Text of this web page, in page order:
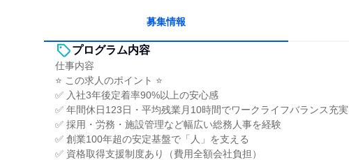
募集情報
プログラム内容
仕事内容
⭐ この求人のポイント ⭐
✅ 入社3年後定着率90%以上の安心感
✅ 年間休日123日・平均残業月10時間でワークライフバランス充実
✅ 採用・労務・施設管理など幅広い総務人事を経験
✅ 創業100年超の安定基盤で「人」を支える
✅ 資格取得支援制度あり（費用全額会社負担）